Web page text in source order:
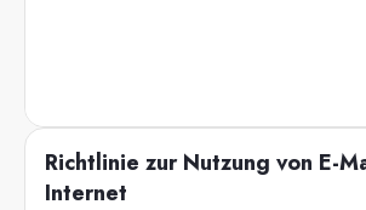
Richtlinie zur Nutzung von E-
Internet